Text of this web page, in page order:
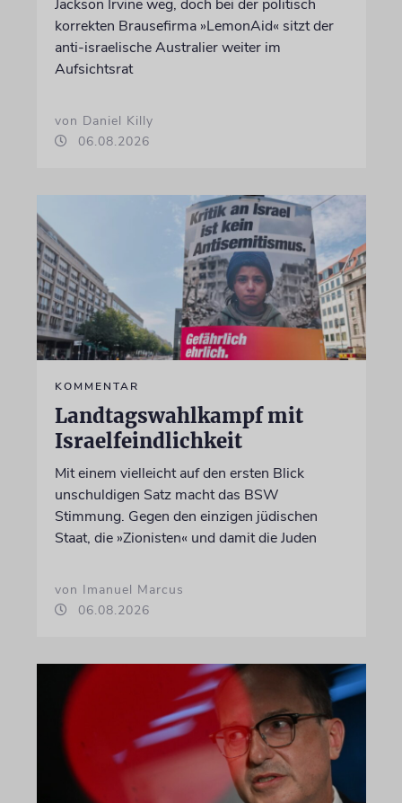
Jackson Irvine weg, doch bei der politisch
korrekten Brausefirma »LemonAid« sitzt der
anti-israelische Australier weiter im
Aufsichtsrat
von Daniel Killy
06.08.2026
KOMMENTAR
Landtagswahlkampf mit
Israelfeindlichkeit
Mit einem vielleicht auf den ersten Blick
unschuldigen Satz macht das BSW
Stimmung. Gegen den einzigen jüdischen
Staat, die »Zionisten« und damit die Juden
von Imanuel Marcus
06.08.2026